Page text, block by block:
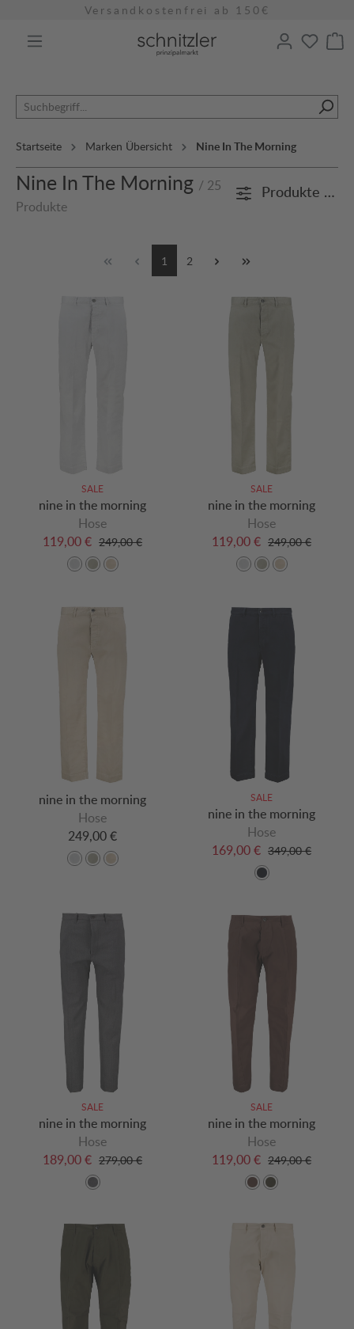
Versandkostenfrei ab 150€
Startseite Marken Übersicht Nine In The Morning
Nine In The Morning / 25
Produkte
Produkte
1 2
SALE
nine in the morning
Hose
119,00 € 249,00 €
SALE
nine in the morning
Hose
119,00 € 249,00 €
nine in the morning
Hose
249,00 €
SALE
nine in the morning
Hose
169,00 € 349,00 €
SALE
nine in the morning
Hose
189,00 € 279,00 €
SALE
nine in the morning
Hose
119,00 € 249,00 €